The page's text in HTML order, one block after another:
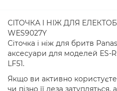
СІТОЧКА І НІЖ ДЛЯ
WES9027Y
Сіточка і ніж для бритв
аксесуари для моделей ES-
LF51.
Якщо ви активно
чи пізно її леза